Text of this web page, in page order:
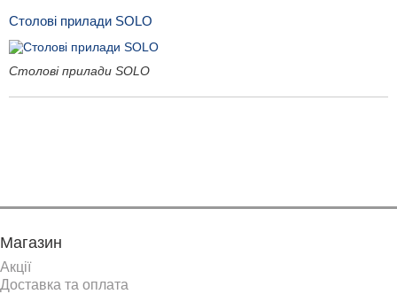
Столові прилади SOLO
Столові прилади SOLO
Магазин
Акції
Доставка та оплата